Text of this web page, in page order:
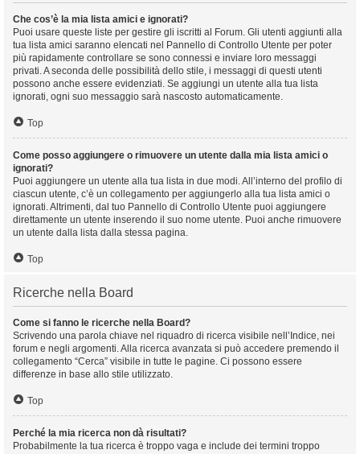
Che cos’è la mia lista amici e ignorati?
Puoi usare queste liste per gestire gli iscritti al Forum. Gli utenti aggiunti alla
tua lista amici saranno elencati nel Pannello di Controllo Utente per poter
più rapidamente controllare se sono connessi e inviare loro messaggi
privati. A seconda delle possibilità dello stile, i messaggi di questi utenti
possono anche essere evidenziati. Se aggiungi un utente alla tua lista
ignorati, ogni suo messaggio sarà nascosto automaticamente.
Top
Come posso aggiungere o rimuovere un utente dalla mia lista amici o
ignorati?
Puoi aggiungere un utente alla tua lista in due modi. All’interno del profilo di
ciascun utente, c’è un collegamento per aggiungerlo alla tua lista amici o
ignorati. Altrimenti, dal tuo Pannello di Controllo Utente puoi aggiungere
direttamente un utente inserendo il suo nome utente. Puoi anche rimuovere
un utente dalla lista dalla stessa pagina.
Top
Ricerche nella Board
Come si fanno le ricerche nella Board?
Scrivendo una parola chiave nel riquadro di ricerca visibile nell’Indice, nei
forum e negli argomenti. Alla ricerca avanzata si può accedere premendo il
collegamento “Cerca” visibile in tutte le pagine. Ci possono essere
differenze in base allo stile utilizzato.
Top
Perché la mia ricerca non dà risultati?
Probabilmente la tua ricerca è troppo vaga e include dei termini troppo